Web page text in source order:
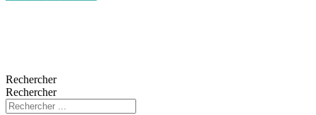
Rechercher
Rechercher